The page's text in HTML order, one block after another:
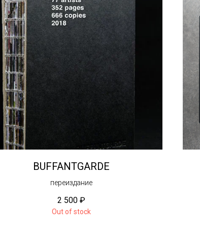
BUFFANTGARDE
переиздание
2 500 ₽
Out of stock